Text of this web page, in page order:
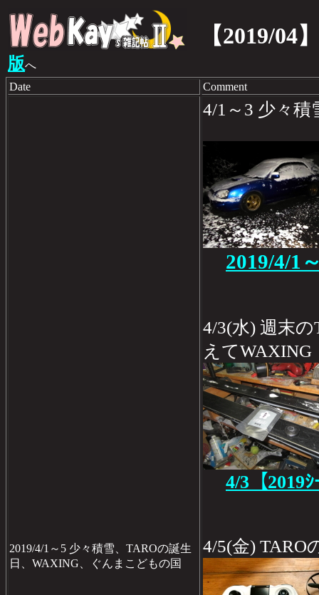
【2019/04
版へ
Date
Comment
2019/4/1～5 少々積雪、TAROの誕生
日、WAXING、ぐんまこどもの国
4/1～3 少々積
2019/4/1
4/3(水) 週末
えてWAXING
4/3【2019
4/5(金) TARO